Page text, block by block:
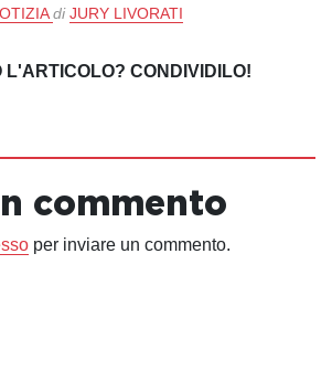
di JURY LIVORATI
L'ARTICOLO? CONDIVIDILO!
commento
per inviare un commento.